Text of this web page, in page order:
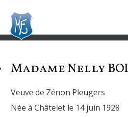
Madame Nelly
Veuve de Zénon Pleugers
Née à Châtelet le 14 juin 1928